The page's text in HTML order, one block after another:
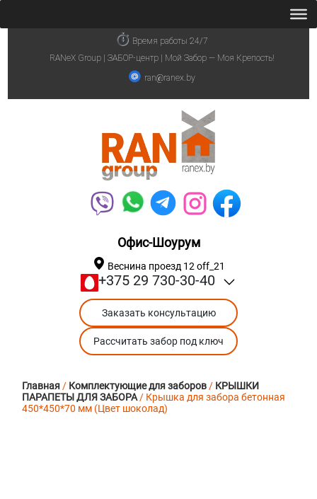
Время работы 24/7
RANeX Group | ЗАБОР-центр | Мой Забор — Моя Крепость!
ran@ranex.by
Офис-Шоурум
Веснина проезд 12 off_21
+375 29 730-30-40
Заказать консультацию
Рассчитать забор под ключ
Главная/ Комплектующие для заборов/ КРЫШКИ
ПАРАПЕТЫ ДЛЯ ЗАБОРА/ Крышка для забора бетонная
450*450*70 мм (Цвет шоколад)